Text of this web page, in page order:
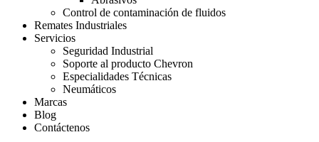
Control de contaminación de fluidos
Remates Industriales
Servicios
Seguridad Industrial
Soporte al producto Chevron
Especialidades Técnicas
Neumáticos
Marcas
Blog
Contáctenos